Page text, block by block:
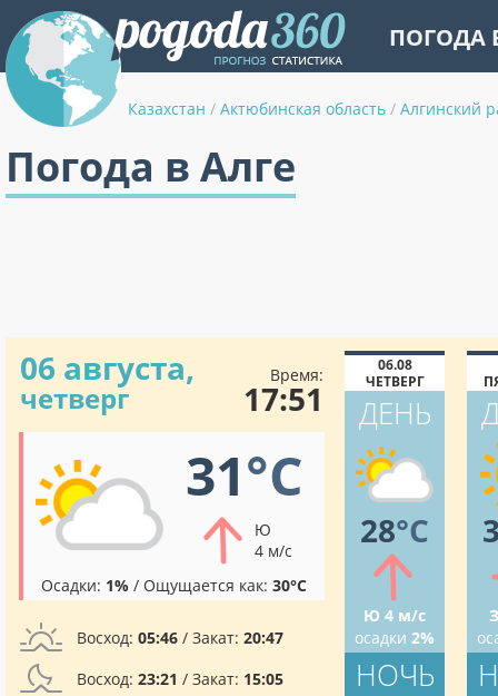
ПОГОДА
Казахстан / Актюбинская область / Алгинский
Погода в Алге
06 августа,
четверг
Время:
17:51
31°C
Ю
4 м/с
Осадки: 1% / Ощущается как: 30°C
Восход: 05:46 / Закат: 20:47
Восход: 23:21 / Закат: 15:05
06.08
ЧЕТВЕРГ
ДЕНЬ
28°C
Ю 4 м/с
осадки 2%
НОЧЬ